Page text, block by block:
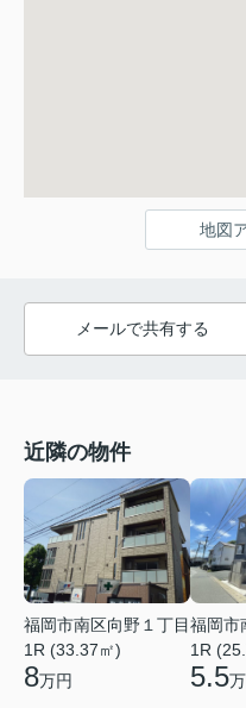
地図
メールで共有する
近隣の物件
福岡市南区向野１丁目
1R (33.37㎡)
8万円
福岡市
1R
5.5